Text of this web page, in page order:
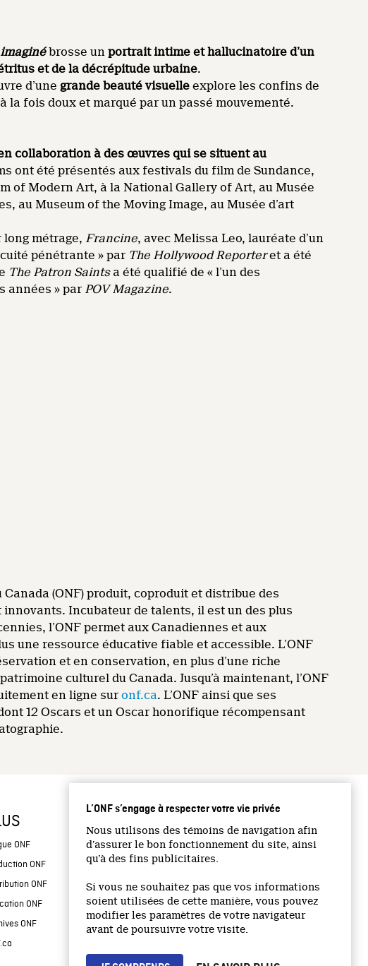
L’ONF s’engage à respecter votre vie privée
Nous utilisons des témoins de navigation afin
d’assurer le bon fonctionnement du site, ainsi
qu’à des fins publicitaires.
Si vous ne souhaitez pas que vos informations
soient utilisées de cette manière, vous pouvez
modifier les paramètres de votre navigateur
avant de poursuivre votre visite.
brosse unportrait intime et hallucinatoire d’un
et de la décrépitude urbaine.
d’une grande beauté visuelle explore les confins de
à la fois doux et marqué par un passé mouvementé.
collaboration à des œuvres qui se situent au
ont été présentés aux festivals du film de Sundance,
of Modern Art, à la National Gallery of Art, au Musée
au Museum of the Moving Image, au Musée d’art
long métrage, Francine, avec Melissa Leo, lauréate d’un
pénétrante » par The Hollywood Reporteret a été
The Patron Saintsa été qualifié de « l’un des
années » par POV Magazine.
(ONF) produit, coproduit et distribue des
Incubateur de talents, il est un des plus
l’ONF permet aux Canadiennes et aux
une ressource éducative fiable et accessible. L’ONF
et en conservation, en plus d’une riche
culturel du Canada. Jusqu’à maintenant, l’ONF
en ligne suronf.ca. L’ONF ainsi que ses
12 Oscars et un Oscar honorifique récompensant
ONF
ONF
ONF
ONF
ONF
SUIVEZ-NOUS
Facebook
Twitter
Vimeo
YouTube
Instagram